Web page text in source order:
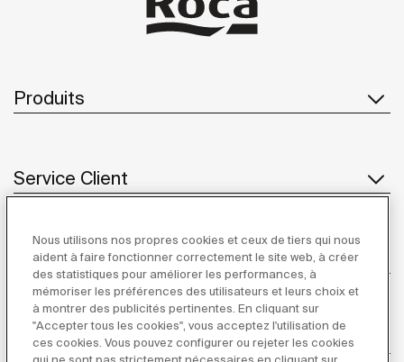
Produits
Service Client
À propos de Roca
Inspiration
Nous utilisons nos propres cookies et ceux de tiers qui nous
aident à faire fonctionner correctement le site web, à créer
des statistiques pour améliorer les performances, à
mémoriser les préférences des utilisateurs et leurs choix et
à montrer des publicités pertinentes. En cliquant sur
"Accepter tous les cookies", vous acceptez l'utilisation de
ces cookies. Vous pouvez configurer ou rejeter les cookies